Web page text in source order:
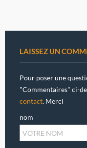
LAISSEZ UN
Pour poser une
"Commentaires" ci-
contact. Merci
nom